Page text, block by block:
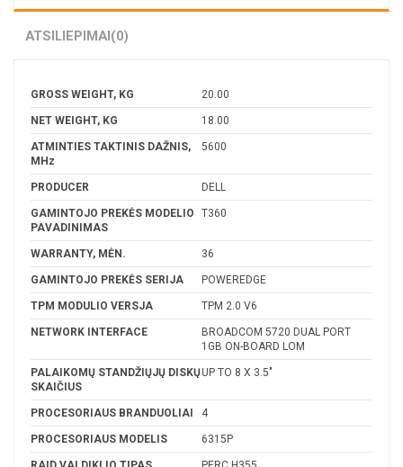
ATSILIEPIMAI(0)
GROSS WEIGHT, KG 20.00
NET WEIGHT, KG 18.00
ATMINTIES TAKTINIS DAŽNIS,
MHz
5600
PRODUCER DELL
GAMINTOJO PREKĖS MODELIO
PAVADINIMAS
T360
WARRANTY, MĖN. 36
GAMINTOJO PREKĖS SERIJA POWEREDGE
TPM MODULIO VERSJA TPM 2.0 V6
NETWORK INTERFACE
BROADCOM 5720 DUAL PORT
1GB ON-BOARD LOM
PALAIKOMŲ STANDŽIŲJŲ DISKŲ
SKAIČIUS
UP TO 8 X 3.5"
PROCESORIAUS BRANDUOLIAI 4
PROCESORIAUS MODELIS 6315P